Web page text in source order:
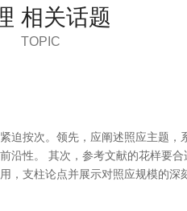
相关话题
TOPIC
按次。领先，应阐述照应主题
性。 其次，参考文献的花样要
支柱论点并展示对照应规模的